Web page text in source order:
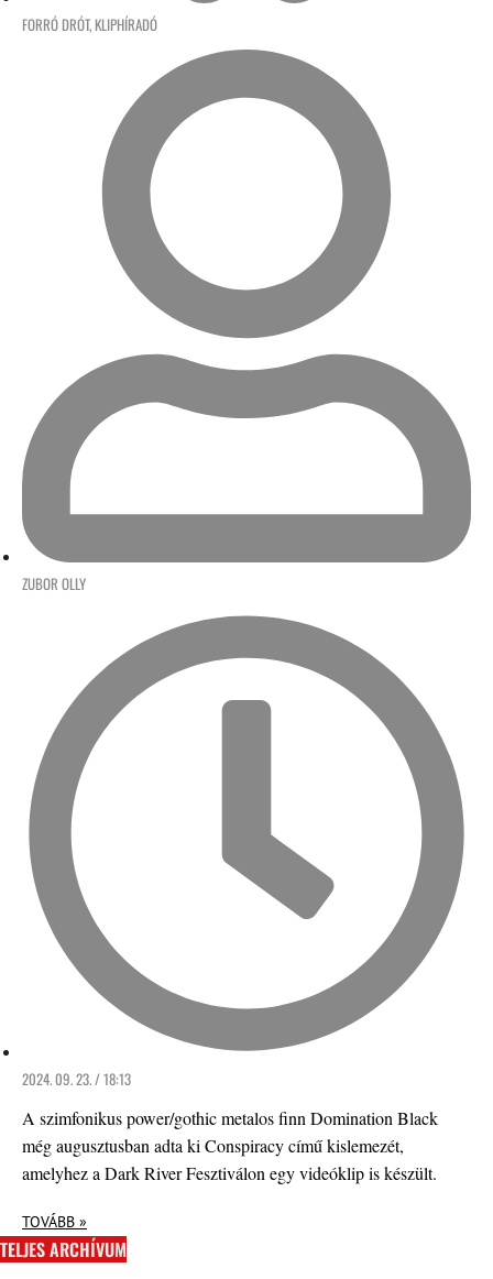
FORRÓ DRÓT, KLIPHÍRADÓ
ZUBOR OLLY
2024. 09. 23. / 18:13
A szimfonikus power/gothic metalos finn Domination Black
még augusztusban adta ki Conspiracy című kislemezét,
amelyhez a Dark River Fesztiválon egy videóklip is készült.
TOVÁBB »
TELJES ARCHÍVUM